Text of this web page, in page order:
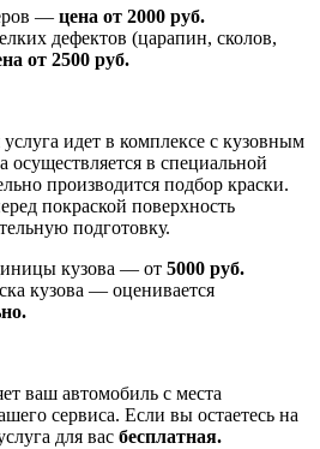
— цена от 2000 руб.
дефектов (царапин, сколов,
от 2500 руб.
идет в комплексе с кузовным
осуществляется в специальной
производится подбор краски.
покраской поверхность
подготовку.
кузова — от 5000 руб.
кузова — оценивается
ваш автомобиль с места
сервиса. Если вы остаетесь на
для вас бесплатная.